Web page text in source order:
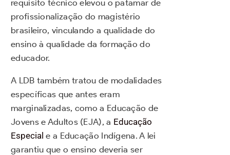
requisito técnico elevou o patamar de
profissionalização do magistério
brasileiro, vinculando a qualidade do
ensino à qualidade da formação do
educador.
A LDB também tratou de modalidades
específicas que antes eram
marginalizadas, como a Educação de
Jovens e Adultos (EJA), a Educação
Especial e a Educação Indígena. A lei
garantiu que o ensino deveria ser